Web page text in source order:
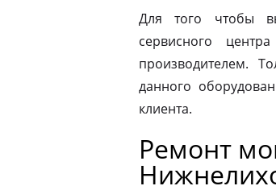
Для того чтобы
сервисного
производителем.
данного
клиента.
Ремонт